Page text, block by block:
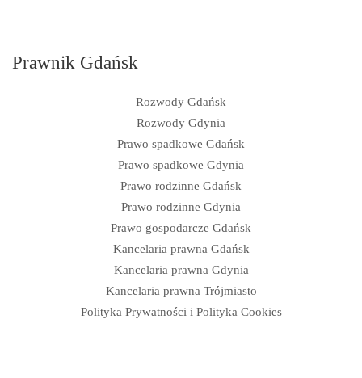
Prawnik Gdańsk
Rozwody Gdańsk
Rozwody Gdynia
Prawo spadkowe Gdańsk
Prawo spadkowe Gdynia
Prawo rodzinne Gdańsk
Prawo rodzinne Gdynia
Prawo gospodarcze Gdańsk
Kancelaria prawna Gdańsk
Kancelaria prawna Gdynia
Kancelaria prawna Trójmiasto
Polityka Prywatności i Polityka Cookies